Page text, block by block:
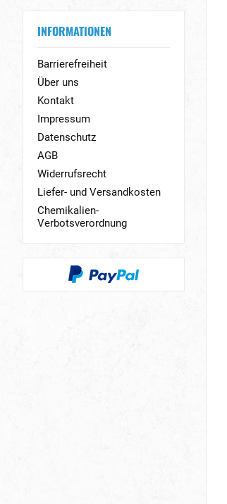
INFORMATIONEN
Barrierefreiheit
Über uns
Kontakt
Impressum
Datenschutz
AGB
Widerrufsrecht
Liefer- und Versandkosten
Chemikalien-
Verbotsverordnung